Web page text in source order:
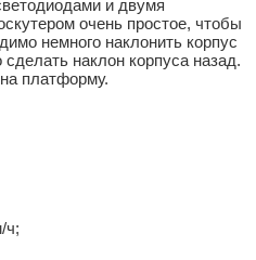
и двумя
очень простое, чтобы
немного наклонить корпус
наклон корпуса назад.
платформу.
ч;